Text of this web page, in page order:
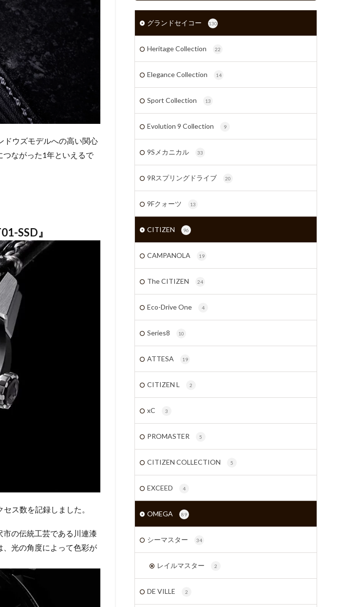
ドウズモデルへの高い関心
つながった1年といえるで
SSD』
ス数を記録しました。
の伝統工芸である川連漆
光の角度によって色彩が
グランドセイコー 130
Heritage Collection 22
Elegance Collection 14
Sport Collection 13
Evolution 9 Collection 9
9Sメカニカル 33
9Rスプリングドライブ 20
9Fクォーツ 13
CITIZEN 96
CAMPANOLA 19
The CITIZEN 24
Eco-Drive One 4
Series8 10
ATTESA 19
CITIZEN L 2
xC 3
PROMASTER 5
CITIZEN COLLECTION 5
EXCEED 4
OMEGA 89
シーマスター 34
レイルマスター 2
DE VILLE 2